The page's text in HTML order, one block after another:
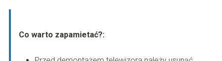
Co warto zapamietać?: